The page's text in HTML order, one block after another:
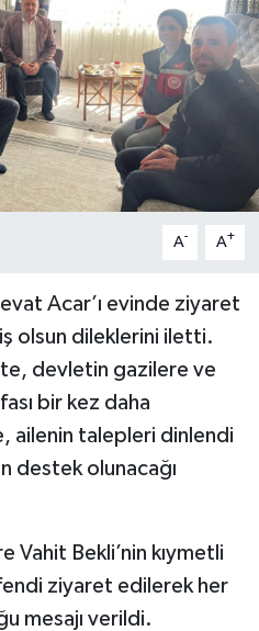
A- A+
Acar’ı evinde ziyaret
olsun dileklerini iletti.
devletin gazilere ve
bir kez daha
ailenin talepleri dinlendi
destek olunacağı
Vahit Bekli’nin kıymetli
ziyaret edilerek her
mesajı verildi.